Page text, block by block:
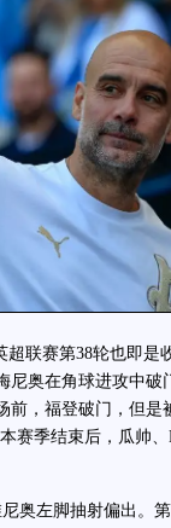
联赛第38轮也即是
尼奥在角球进攻中破
，福登破门，但是
赛季结束后，瓜帅
左脚抽射偏出。第